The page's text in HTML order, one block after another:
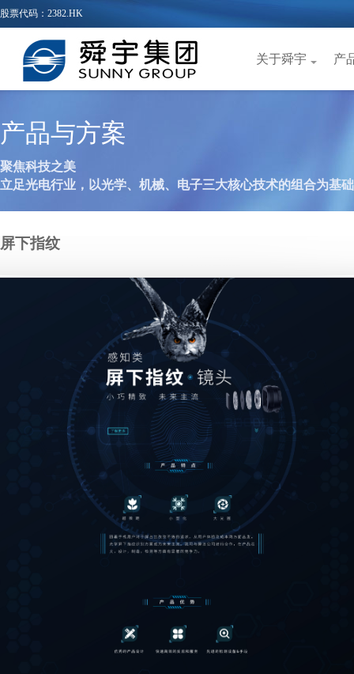
股票代码：2382.HK
关于舜宇 产
产品与方案
聚焦科技之美
立足光电行业，以光学、机械、电子三大核心技术的组合为基础
屏下指纹